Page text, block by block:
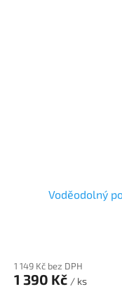
Voděodolný
1 149 Kč bez DPH
1 390 Kč / ks